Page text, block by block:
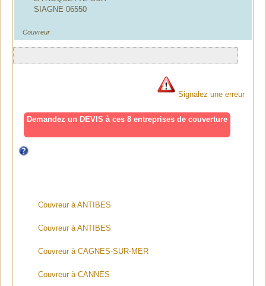
SIAGNE 06550
Couvreur
Signalez une erreur
Demandez un DEVIS à ces 8 entreprises de couverture
Couvreur à ANTIBES
Couvreur à ANTIBES
Couvreur à CAGNES-SUR-MER
Couvreur à CANNES